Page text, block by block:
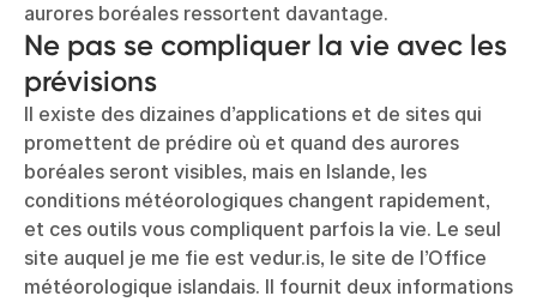
aurores boréales ressortent davantage.
Ne pas se compliquer la vie avec les
prévisions
Il existe des dizaines d’applications et de sites qui
promettent de prédire où et quand des aurores
boréales seront visibles, mais en Islande, les
conditions météorologiques changent rapidement,
et ces outils vous compliquent parfois la vie. Le seul
site auquel je me fie est vedur.is, le site de l’Office
météorologique islandais. Il fournit deux informations